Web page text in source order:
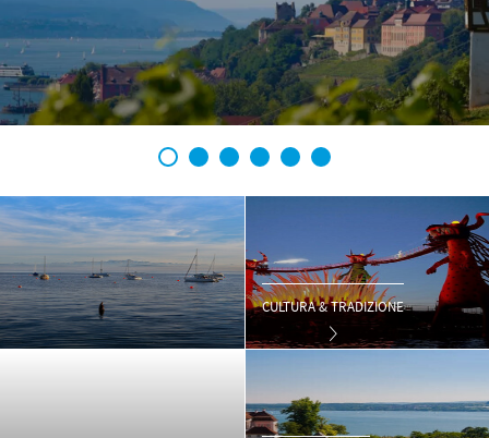
1 2 3 4 5 6
CULTURA & TRADIZIONE